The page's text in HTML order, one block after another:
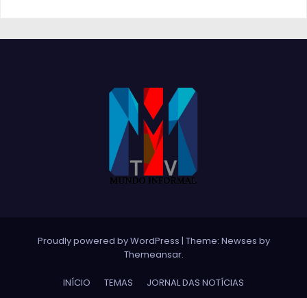
Proudly powered by WordPress | Theme: Newses by
Themeansar.
INÍCIO TEMAS JORNAL DAS NOTÍCIAS